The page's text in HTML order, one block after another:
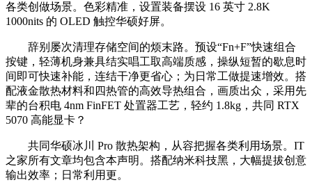
各类创做场景。色彩精准，设置装备摆设 16 英寸 2.8K
1000nits 的 OLED 触控华硕好屏。
辞别屡次清理存储空间的烦末路。预设“Fn+F”快速组合
按键，轻薄机身兼具结实唱工取高端质感，操纵短暂的歇息时
间即可快速补能，连结干净更省心；为日常工做提速增效。搭
配液金散热材料和四热管的高效导热组合，画质出众，采用先
辈的台积电 4nm FinFET 处置器工艺，轻约 1.8kg，共同 RTX
5070 高能显卡？
共同华硕冰川 Pro 散热架构，从容把握各类利用场景。IT
之家所有文章均包含本声明。搭配纳米科技黑，大幅提拔创意
输出效率；日常利用更。